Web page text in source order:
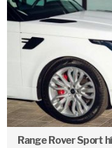
Range Rover Sport